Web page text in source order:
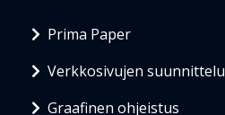
Prima Paper
Verkkosivujen suunnittelu
Graafinen ohjeistus